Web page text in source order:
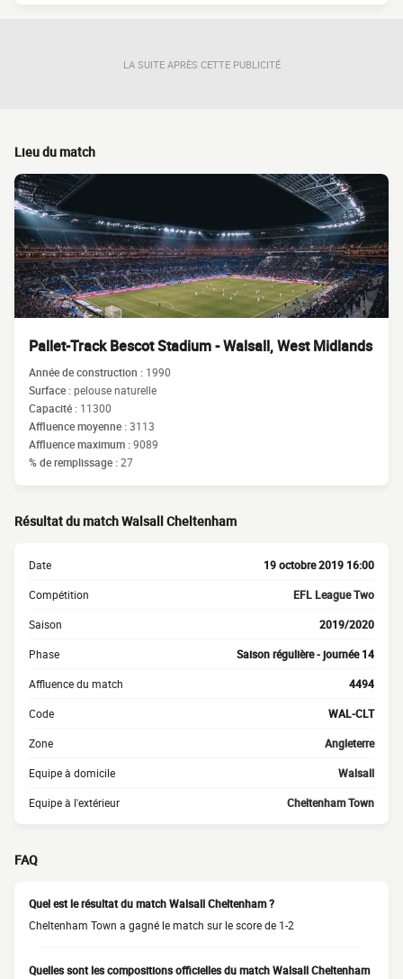
LA SUITE APRÈS CETTE PUBLICITÉ
Lieu du match
Pallet-Track Bescot Stadium - Walsall, West Midlands
Année de construction : 1990
Surface :pelouse naturelle
Capacité : 11300
Affluence moyenne :3113
Affluence maximum :9089
% de remplissage :27
Résultat du match Walsall Cheltenham
Date 19 octobre 2019 16:00
Compétition EFL League Two
Saison 2019/2020
Phase Saison régulière - journée 14
Affluence du match 4494
Code WAL-CLT
Zone Angleterre
Equipe à domicile Walsall
Equipe à l'extérieur Cheltenham Town
FAQ
Quel est le résultat du match Walsall Cheltenham ?
Cheltenham Town a gagné le match sur le score de 1-2
Quelles sont les compositions officielles du match Walsall Cheltenham